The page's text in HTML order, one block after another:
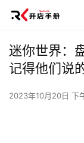
迷你世界：
记得他们说
2023年10月20日 下